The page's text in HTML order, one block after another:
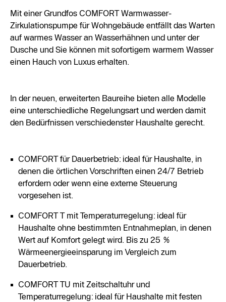
Mit einer Grundfos COMFORT Warmwasser-
Zirkulationspumpe für Wohngebäude entfällt das Warten
auf warmes Wasser an Wasserhähnen und unter der
Dusche und Sie können mit sofortigem warmem Wasser
einen Hauch von Luxus erhalten.
In der neuen, erweiterten Baureihe bieten alle Modelle
eine unterschiedliche Regelungsart und werden damit
den Bedürfnissen verschiedenster Haushalte gerecht.
COMFORT für Dauerbetrieb: ideal für Haushalte, in
denen die örtlichen Vorschriften einen 24/7 Betrieb
erfordern oder wenn eine externe Steuerung
vorgesehen ist.
COMFORT T mit Temperaturregelung: ideal für
Haushalte ohne bestimmten Entnahmeplan, in denen
Wert auf Komfort gelegt wird. Bis zu 25 %
Wärmeenergieeinsparung im Vergleich zum
Dauerbetrieb.
COMFORT TU mit Zeitschaltuhr und
Temperaturregelung: ideal für Haushalte mit festen